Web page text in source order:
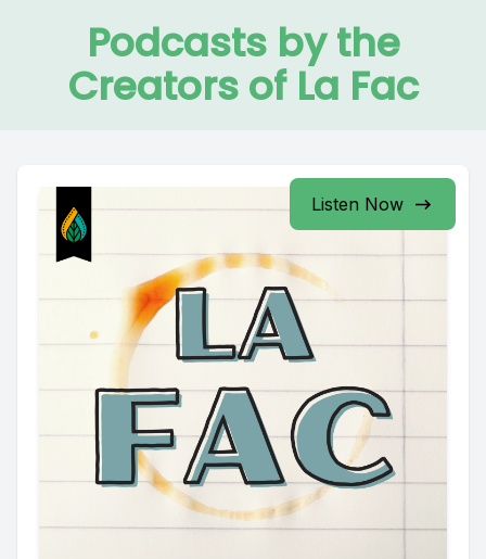
Podcasts by the
Creators of La Fac
Listen Now